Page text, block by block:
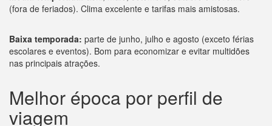
(fora de feriados). Clima excelente e tarifas mais amistosas.
Baixa temporada: parte de junho, julho e agosto (exceto férias
escolares e eventos). Bom para economizar e evitar multidões
nas principais atrações.
Melhor época por perfil de
viagem